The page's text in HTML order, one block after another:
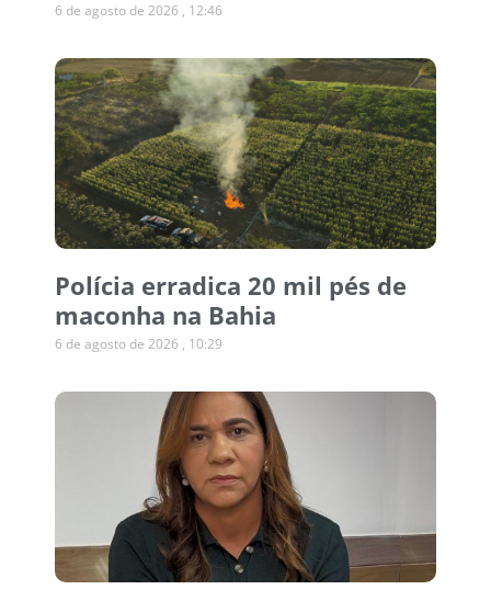
6 de agosto de 2026 12:46
Polícia erradica 20 mil pés de
maconha na Bahia
6 de agosto de 2026 10:29